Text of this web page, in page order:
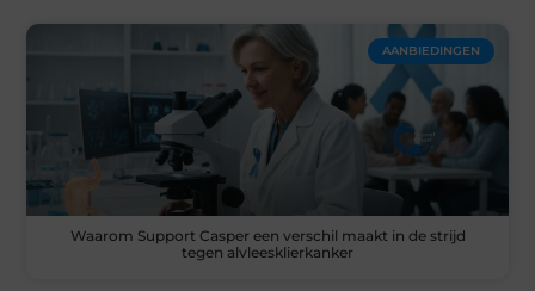
AANBIEDINGEN
Waarom Support Casper een verschil maakt in de strijd
tegen alvleesklierkanker